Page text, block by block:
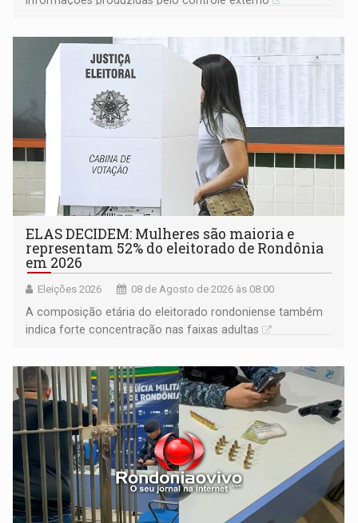
ELAS DECIDEM: Mulheres são maioria e
representam 52% do eleitorado de Rondônia
em 2026
Eleições 2026 08 de Agosto de 2026 às 08:00
A composição etária do eleitorado rondoniense também
indica forte concentração nas faixas adultas